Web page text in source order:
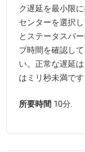
ク遅延を最小限
センターを選択
とステータスバ
プ時間を確認し
い。正常な遅延
はミリ秒未満です
所要時間 10分.